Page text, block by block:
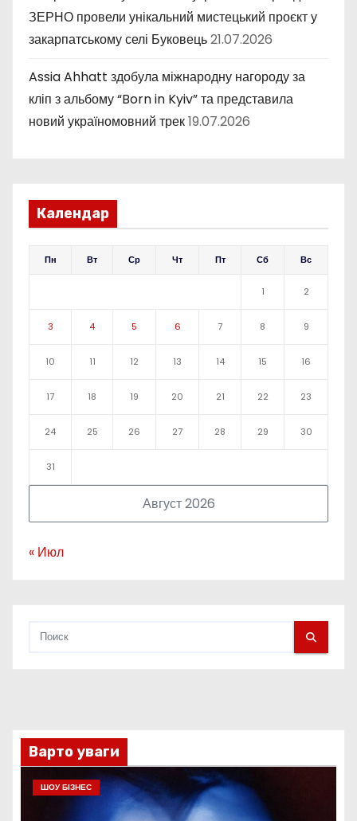
ЗЕРНО провели унікальний мистецький проєкт у
закарпатському селі Буковець21.07.2026
Assia Ahhatt здобула міжнародну нагороду за
кліп з альбому “Born in Kyiv” та представила
новий україномовний трек19.07.2026
Календар
Август 2026
Пн Вт Ср Чт Пт Сб Вс
1 2
3 4 5 6 7 8 9
10 11 12 13 14 15 16
17 18 19 20 21 22 23
24 25 26 27 28 29 30
31
« Июл
Варто уваги
ШОУ БІЗНЕС